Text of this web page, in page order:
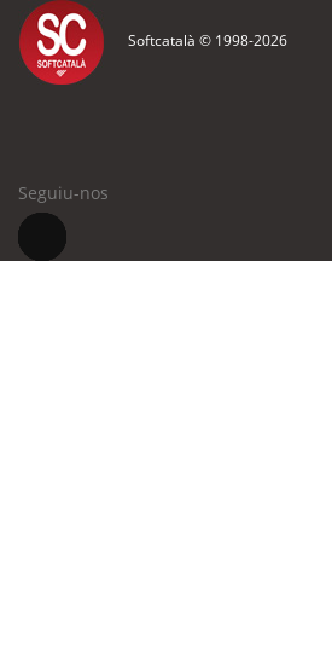
Softcatalà © 1998-2026
Seguiu-nos